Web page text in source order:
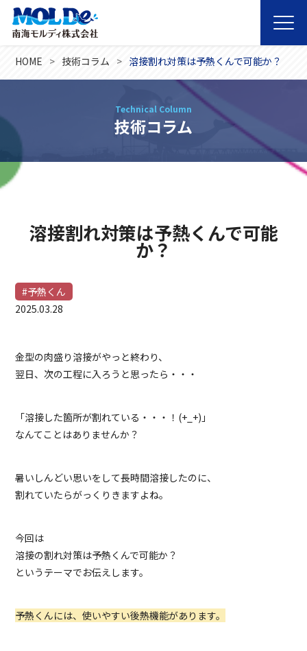
HOME 技術コラム 溶接割れ対策は予熱くんで可能か？
Technical Column
技術コラム
溶接割れ対策は予熱くんで可能
か？
#予熱くん
2025.03.28
金型の肉盛り溶接がやっと終わり、
翌日、次の工程に入ろうと思ったら・・・
「溶接した箇所が割れている・・・！(+_+)」
なんてことはありませんか？
暑いしんどい思いをして長時間溶接したのに、
割れていたらがっくりきますよね。
今回は
溶接の割れ対策は予熱くんで可能か？
というテーマでお伝えします。
予熱くんには、使いやすい後熱機能があります。